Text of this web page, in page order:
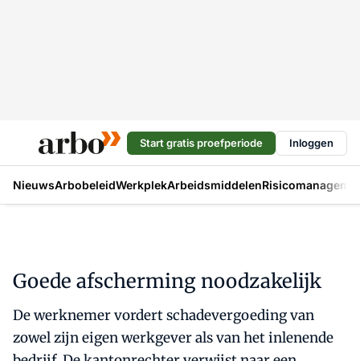
Start gratis proefperiode Inloggen
NieuwsArbobeleidWerkplekArbeidsmiddelen
Goede afscherming noodzakelijk
De werknemer vordert schadevergoeding van
zowel zijn eigen werkgever als van het inlenende